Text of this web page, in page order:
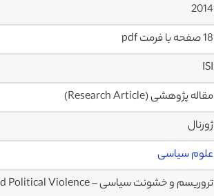
2014
18 صفحه با فرمت pdf
ISI
مقاله پژوهشی (Research Article)
ژورنال
علوم سیاسی
تروریسم و خشونت سیاسی – Terrorism and Political Violence